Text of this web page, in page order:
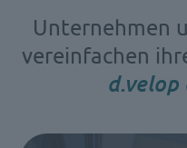
Unternehmen
vereinfachen
d.velop